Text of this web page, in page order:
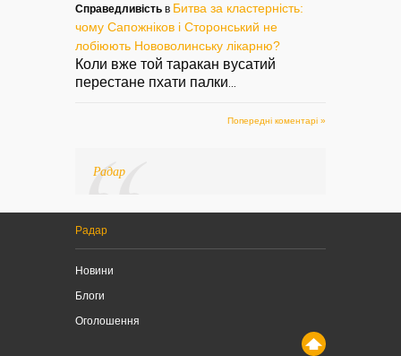
Справедливість в Битва за кластерність:
чому Сапожніков і Сторонський не
лобіюють Нововолинську лікарню?
Коли вже той таракан вусатий
перестане пхати палки...
Попередні коментарі »
Радар
Радар
Новини
Блоги
Оголошення